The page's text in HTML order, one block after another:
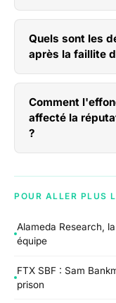
Quels sont les
après la faillite
Comment
affecté la
?
POUR ALLER PLUS
Alameda Research,
équipe
FTX SBF : Sam
prison